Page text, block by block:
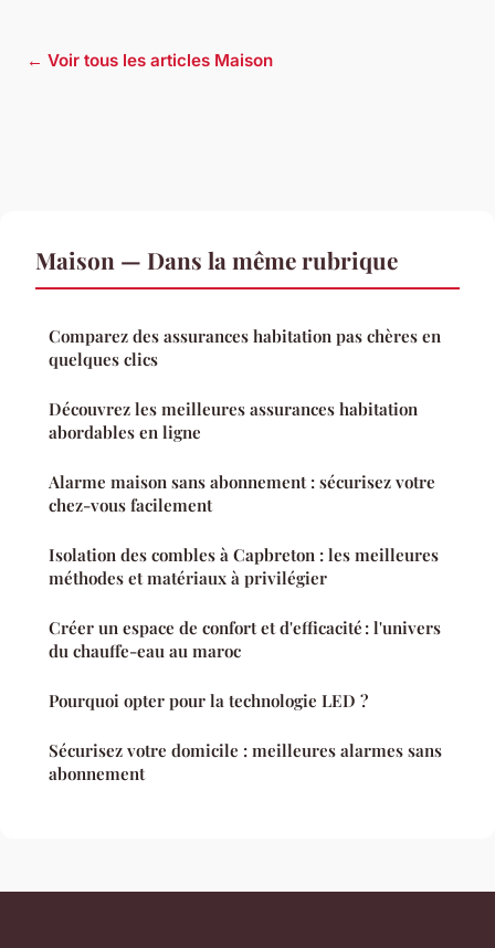
← Voir tous les articles Maison
Maison — Dans la même rubrique
Comparez des assurances habitation pas chères en
quelques clics
Découvrez les meilleures assurances habitation
abordables en ligne
Alarme maison sans abonnement : sécurisez votre
chez-vous facilement
Isolation des combles à Capbreton : les meilleures
méthodes et matériaux à privilégier
Créer un espace de confort et d'efficacité : l'univers
du chauffe-eau au maroc
Pourquoi opter pour la technologie LED ?
Sécurisez votre domicile : meilleures alarmes sans
abonnement